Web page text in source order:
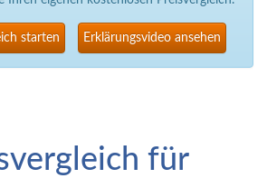
starten Erklärungsvideo ansehen
für